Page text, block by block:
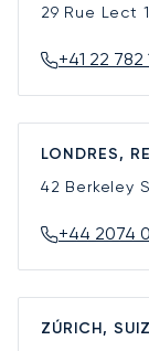
29 Rue Lect
+41 22 782
LONDRES,
42 Berkeley
+44 2074
ZÚRICH,